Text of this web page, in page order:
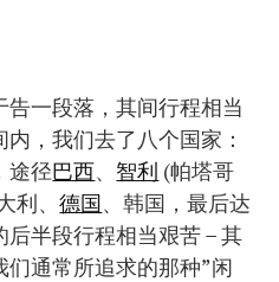
一段落，其间行程相当
，我们去了八个国家：
途径巴西、 智利 (帕塔哥
利、德国、韩国，最后达
半段行程相当艰苦 – 其
通常所追求的那种”闲